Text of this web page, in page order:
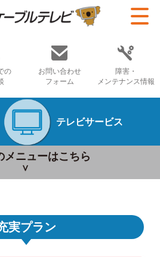
の
お問い合わせ
フォーム
障害・
メンテナンス情報
テレビサービス
メニューはこちら
実プラン